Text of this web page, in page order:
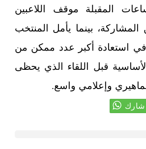
المقبلة موقف اللاعبين
المشاركة، بينما يأمل المنتخب
في استعادة أكبر عدد ممكن من
قبل اللقاء الذي يحظى
وإعلامي واسع.